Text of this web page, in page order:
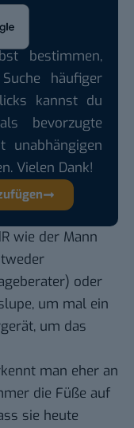
bestimmen,
häufiger
kannst du
bevorzugte
unabhängigen
Vielen Dank!
wie der Mann
oder
um mal ein
um das
man eher an
die Füße auf
sie heute